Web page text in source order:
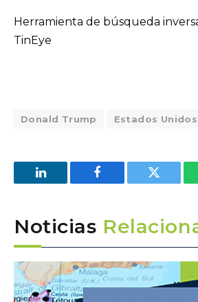
Herramienta de búsqueda
TinEye
Donald Trump Estados Unidos
LinkedIn Facebook Twitter
Noticias